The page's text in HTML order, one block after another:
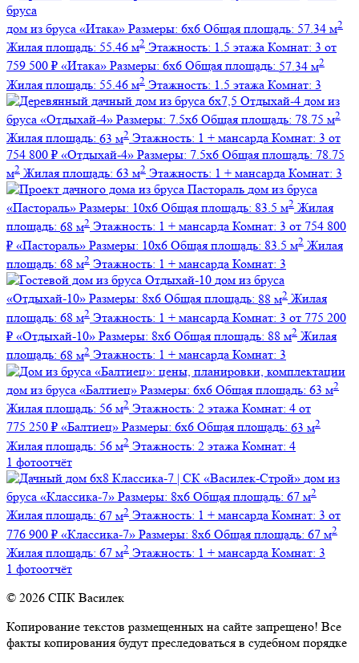
дом из бруса «Итака» Размеры: 6х6 Общая площадь: 57.34 м2
Жилая площадь: 55.46 м2 Этажность: 1.5 этажа Комнат: 3 от
759 500 ₽ «Итака» Размеры: 6х6 Общая площадь: 57.34 м2
Жилая площадь: 55.46 м2 Этажность: 1.5 этажа Комнат: 3
дом из
бруса «Отдыхай-4» Размеры: 7.5х6 Общая площадь: 78.75 м2
Жилая площадь: 63 м2 Этажность: 1 + мансарда Комнат: 3 от
754 800 ₽ «Отдыхай-4» Размеры: 7.5х6 Общая площадь: 78.75
м2 Жилая площадь: 63 м2 Этажность: 1 + мансарда Комнат: 3
дом из бруса
«Пастораль» Размеры: 10х6 Общая площадь: 83.5 м2 Жилая
площадь: 68 м2 Этажность: 1 + мансарда Комнат: 3 от 754 800
₽ «Пастораль» Размеры: 10х6 Общая площадь: 83.5 м2 Жилая
площадь: 68 м2 Этажность: 1 + мансарда Комнат: 3
дом из бруса
«Отдыхай-10» Размеры: 8х6 Общая площадь: 88 м2 Жилая
площадь: 68 м2 Этажность: 1 + мансарда Комнат: 3 от 775 200
₽ «Отдыхай-10» Размеры: 8х6 Общая площадь: 88 м2 Жилая
площадь: 68 м2 Этажность: 1 + мансарда Комнат: 3
дом из бруса «Балтиец» Размеры: 6х6 Общая площадь: 63 м2
Жилая площадь: 56 м2 Этажность: 2 этажа Комнат: 4 от
775 250 ₽ «Балтиец» Размеры: 6х6 Общая площадь: 63 м2
Жилая площадь: 56 м2 Этажность: 2 этажа Комнат: 4
1 фотоотчёт
дом из
бруса «Классика-7» Размеры: 8х6 Общая площадь: 67 м2
Жилая площадь: 67 м2 Этажность: 1 + мансарда Комнат: 3 от
776 900 ₽ «Классика-7» Размеры: 8х6 Общая площадь: 67 м2
Жилая площадь: 67 м2 Этажность: 1 + мансарда Комнат: 3
1 фотоотчёт
© 2026 СПК Василек
Копирование текстов размещенных на сайте запрещено! Все
факты копирования будут преследоваться в судебном порядке